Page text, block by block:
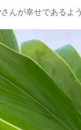
んが幸せであるよ